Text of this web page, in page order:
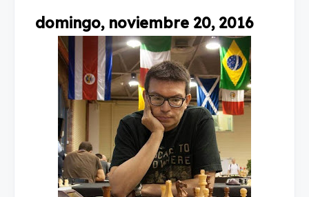
domingo, noviembre 20, 2016